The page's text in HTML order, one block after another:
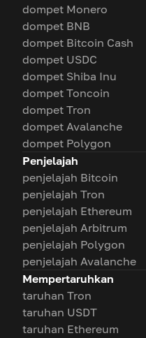
dompet Monero
dompet BNB
dompet Bitcoin Cash
dompet USDC
dompet Shiba Inu
dompet Toncoin
dompet Tron
dompet Avalanche
dompet Polygon
Penjelajah
penjelajah Bitcoin
penjelajah Tron
penjelajah Ethereum
penjelajah Arbitrum
penjelajah Polygon
penjelajah Avalanche
Mempertaruhkan
taruhan Tron
taruhan USDT
taruhan Ethereum